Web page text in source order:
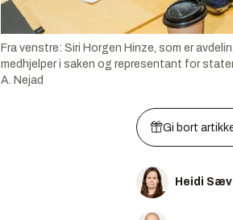
Fra venstre: Siri Horgen Hinze, som er
medhjelper i saken og representant for
A. Nejad
Gi bort
Heidi